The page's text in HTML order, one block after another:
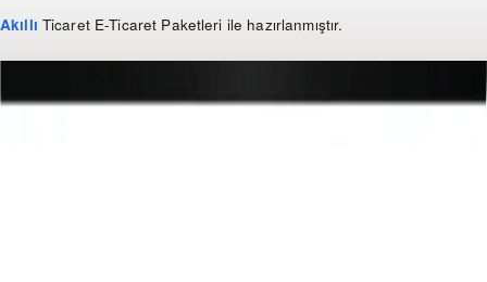
Akıllı Ticaret E-Ticaret Paketleri ile hazırlanmıştır.